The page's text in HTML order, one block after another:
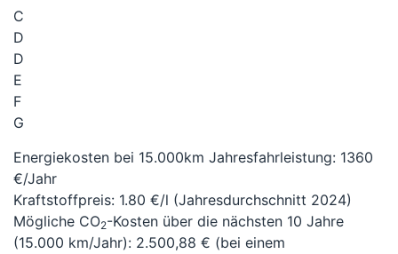
C
D
D
E
F
G
Energiekosten bei 15.000km Jahresfahrleistung: 1360
€/Jahr
Kraftstoffpreis: 1.80 €/l (Jahresdurchschnitt 2024)
Mögliche CO2-Kosten über die nächsten 10 Jahre
(15.000 km/Jahr): 2.500,88 € (bei einem